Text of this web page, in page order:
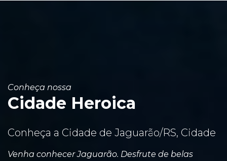
Conheça nossa
Cidade Heroica
Conheça a Cidade de Jaguarão/RS, Cidade
Venha conhecer Jaguarão. Desfrute de belas